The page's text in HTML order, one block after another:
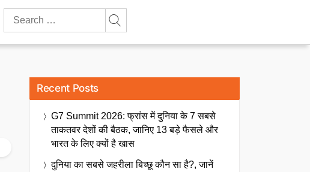
Search
Recent Posts
G7 Summit 2026: फ्रांस में दुनिया के 7 सबसे
ताकतवर देशों की बैठक, जानिए 13 बड़े फैसले और
भारत के लिए क्यों है खास
दुनिया का सबसे जहरीला बिच्छू कौन सा है?, जानें